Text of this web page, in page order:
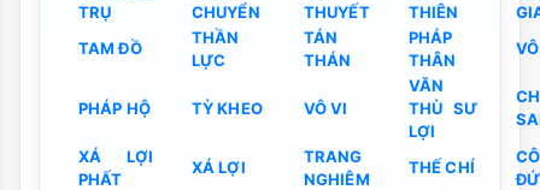
TRỤ
CHUYỂN
THUYẾT
THIÊN
TAM ĐỒ
THẦN
LỰC
TÁN
THÁN
PHÁP
THÂN
PHÁP HỘ TỲ KHEO VÔ VI
VĂN
THÙ SƯ
LỢI
XÁ LỢI
PHẤT
XÁ LỢI
TRANG
NGHIÊM
THẾ CHÍ